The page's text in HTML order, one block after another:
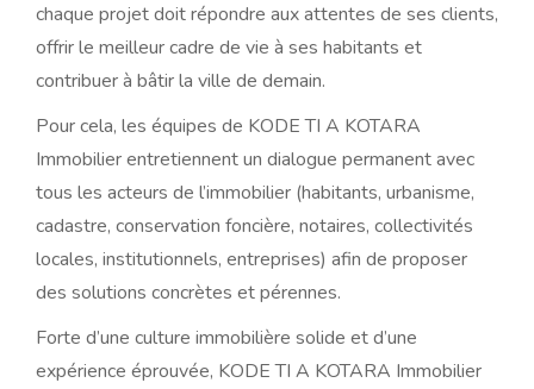
chaque projet doit répondre aux attentes de ses clients,
offrir le meilleur cadre de vie à ses habitants et
contribuer à bâtir la ville de demain.
Pour cela, les équipes de KODE TI A KOTARA
Immobilier entretiennent un dialogue permanent avec
tous les acteurs de l’immobilier (habitants, urbanisme,
cadastre, conservation foncière, notaires, collectivités
locales, institutionnels, entreprises) afin de proposer
des solutions concrètes et pérennes.
Forte d’une culture immobilière solide et d’une
expérience éprouvée, KODE TI A KOTARA Immobilier